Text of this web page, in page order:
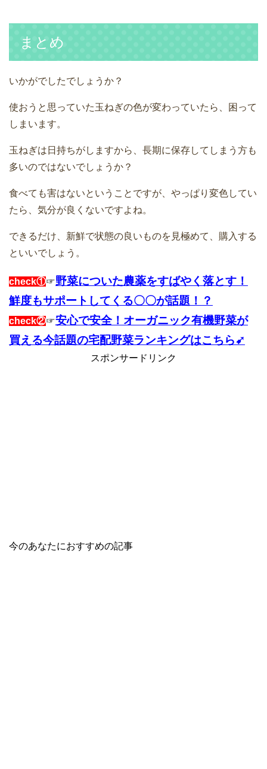
まとめ
いかがでしたでしょうか？
使おうと思っていた玉ねぎの色が変わっていたら、困って
しまいます。
玉ねぎは日持ちがしますから、長期に保存してしまう方も
多いのではないでしょうか？
食べても害はないということですが、やっぱり変色してい
たら、気分が良くないですよね。
できるだけ、新鮮で状態の良いものを見極めて、購入する
といいでしょう。
check①☞野菜についた農薬をすばやく落とす！
鮮度もサポートしてくる〇〇が話題！？
check②☞安心で安全！オーガニック有機野菜が
買える今話題の宅配野菜ランキングはこちら➹
スポンサードリンク
今のあなたにおすすめの記事